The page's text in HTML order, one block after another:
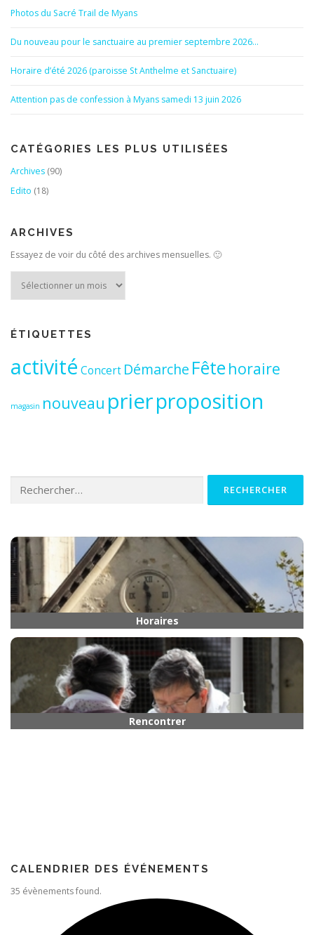
Photos du Sacré Trail de Myans
Du nouveau pour le sanctuaire au premier septembre 2026…
Horaire d’été 2026 (paroisse St Anthelme et Sanctuaire)
Attention pas de confession à Myans samedi 13 juin 2026
CATÉGORIES LES PLUS UTILISÉES
Archives (90)
Edito (18)
ARCHIVES
Essayez de voir du côté des archives mensuelles. 🙂
ÉTIQUETTES
activité Concert Démarche Fête horaire
magasin nouveau prierproposition
Horaires
CALENDRIER DES ÉVÉNEMENTS
35 évènements found.